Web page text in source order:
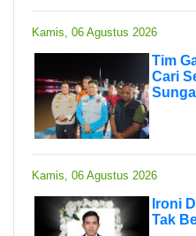
Kamis, 06 Agustus 2026
Tim
Cari
Kamis, 06 Agustus 2026
Ironi
Tak